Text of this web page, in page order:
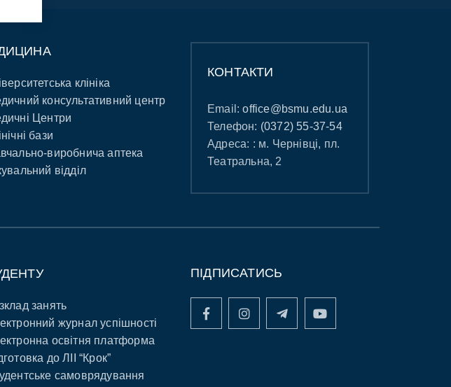
клініка
консультативний центр
Центри
бази
виробнича аптека
відділ
КОНТАКТИ
Email:office@bsmu.edu.ua
Телефон: (0372) 55-37-54
Адреса: : м. Чернівці, пл.
Театральна, 2
занять
журнал успішності
освітня платформа
до ЛІІ “Крок”
самоврядування
ПІДПИСАТИСЬ